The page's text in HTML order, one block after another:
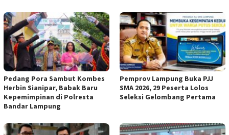
Pedang Pora Sambut Kombes
Herbin Sianipar, Babak Baru
Kepemimpinan di Polresta
Bandar Lampung
Pemprov Lampung Buka PJJ
SMA 2026, 29 Peserta Lolos
Seleksi Gelombang Pertama